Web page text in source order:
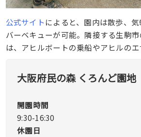
公式サイト によると、園内は散歩、気
バーベキューが可能。隣接する生駒
は、アヒルボートの乗船やアヒルのエ
大阪府民の森 くろんど園地
開園時間
9:30-16:30
休園日